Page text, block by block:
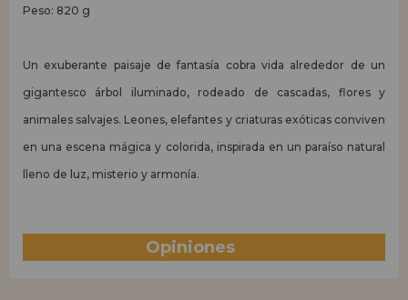
Peso: 820 g
Un exuberante paisaje de fantasía cobra vida alrededor de un
gigantesco árbol iluminado, rodeado de cascadas, flores y
animales salvajes. Leones, elefantes y criaturas exóticas conviven
en una escena mágica y colorida, inspirada en un paraíso natural
lleno de luz, misterio y armonía.
Opiniones